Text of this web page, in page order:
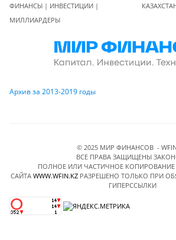
ФИНАНСЫ | ИНВЕСТИЦИИ |
МИЛЛИАРДЕРЫ
Архив за 2013-2019 годы
© 2025 МИР ФИНАНСОВ -
ВСЕ ПРАВА ЗАЩИЩЕНЫ
ПОЛНОЕ ИЛИ ЧАСТИЧНОЕ КОПИРОВАНИЕ
САЙТА WWW.WFIN.KZРАЗРЕШЕНО ТОЛЬКО ПРИ
ГИПЕРССЫЛКИ